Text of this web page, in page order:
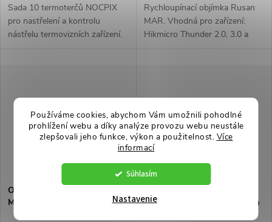
Používáme cookies, abychom Vám umožnili pohodlné
prohlížení webu a díky analýze provozu webu neustále
zlepšovali jeho funkce, výkon a použitelnost. Více
informací
Súhlasím
Nastavenie
Sada 10 termoterčů NOCPIX
pro nastřelení a kontrolu
nástřelu termovizních zařízení.
Rychloupínací objímka Rusan
MAR. Vhodná pro zařízení:
Hikmicro Thunder 2.0, 3.0 a
Objímka RUSAN MAR-FX
M52x0,75
předsádky jako monokulár na